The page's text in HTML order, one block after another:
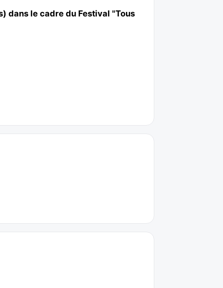
dans le cadre du Festival "Tous